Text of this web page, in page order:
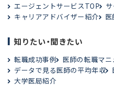
エージェントサービスTOP
キャリアアドバイザー紹介
医
知りたい・聞きたい
転職成功事例
医師の転職マニ
データで見る医師の平均年収
大学医局紹介